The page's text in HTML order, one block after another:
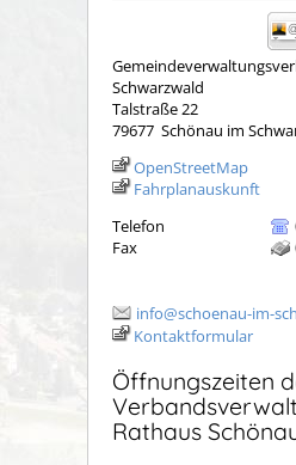
Schwarzwald
Talstraße 22
79677 Schönau im
OpenStreetMap
Fahrplanauskunft
Telefon
Fax
info@schoenau-im-
Kontaktformular
Öffnungszeiten
Rathaus